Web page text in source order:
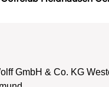
GmbH & Co. KG